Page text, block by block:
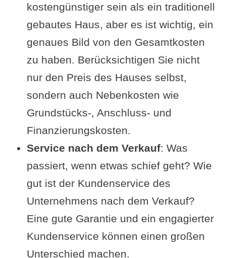
kostengünstiger sein als ein traditionell
gebautes Haus, aber es ist wichtig, ein
genaues Bild von den Gesamtkosten
zu haben. Berücksichtigen Sie nicht
nur den Preis des Hauses selbst,
sondern auch Nebenkosten wie
Grundstücks-, Anschluss- und
Finanzierungskosten.
Service nach dem Verkauf: Was
passiert, wenn etwas schief geht? Wie
gut ist der Kundenservice des
Unternehmens nach dem Verkauf?
Eine gute Garantie und ein engagierter
Kundenservice können einen großen
Unterschied machen.